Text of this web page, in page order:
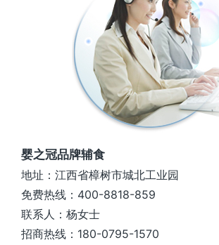
婴之冠品牌辅食
地址：江西省樟树市城北工业园
免费热线：400-8818-859
联系人：杨女士
招商热线：180-0795-1570